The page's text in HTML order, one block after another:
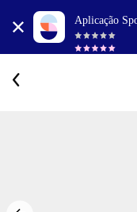
Aplicação